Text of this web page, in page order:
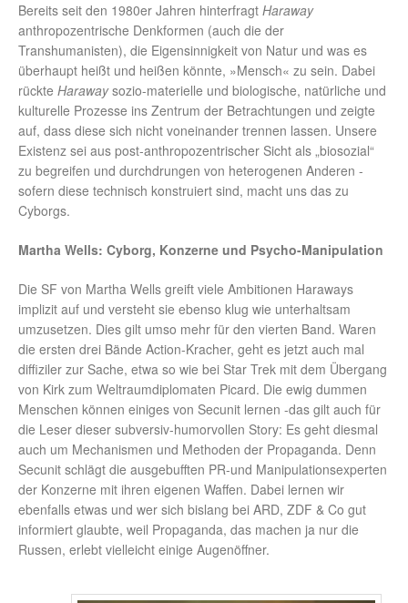
Bereits seit den 1980er Jahren hinterfragt Haraway
anthropozentrische Denkformen (auch die der
Transhumanisten), die Eigensinnigkeit von Natur und was es
überhaupt heißt und heißen könnte, »Mensch« zu sein. Dabei
rückte Harawaysozio-materielle und biologische, natürliche und
kulturelle Prozesse ins Zentrum der Betrachtungen und zeigte
auf, dass diese sich nicht voneinander trennen lassen. Unsere
Existenz sei aus post-anthropozentrischer Sicht als „biosozial“
zu begreifen und durchdrungen von heterogenen Anderen -
sofern diese technisch konstruiert sind, macht uns das zu
Cyborgs.
Martha Wells: Cyborg, Konzerne und Psycho-Manipulation
Die SF von Martha Wells greift viele Ambitionen Haraways
implizit auf und versteht sie ebenso klug wie unterhaltsam
umzusetzen. Dies gilt umso mehr für den vierten Band. Waren
die ersten drei Bände Action-Kracher, geht es jetzt auch mal
diffiziler zur Sache, etwa so wie bei Star Trek mit dem Übergang
von Kirk zum Weltraumdiplomaten Picard. Die ewig dummen
Menschen können einiges von Secunit lernen -das gilt auch für
die Leser dieser subversiv-humorvollen Story: Es geht diesmal
auch um Mechanismen und Methoden der Propaganda. Denn
Secunit schlägt die ausgebufften PR-und Manipulationsexperten
der Konzerne mit ihren eigenen Waffen. Dabei lernen wir
ebenfalls etwas und wer sich bislang bei ARD, ZDF & Co gut
informiert glaubte, weil Propaganda, das machen ja nur die
Russen, erlebt vielleicht einige Augenöffner.